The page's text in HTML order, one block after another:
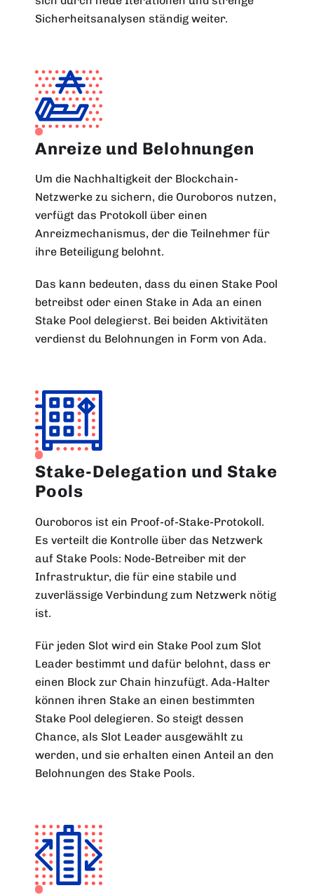
Sicherheitsanalysen ständig weiter.
Anreize und Belohnungen
Um die Nachhaltigkeit der Blockchain-
Netzwerke zu sichern, die Ouroboros nutzen,
verfügt das Protokoll über einen
Anreizmechanismus, der die Teilnehmer für
ihre Beteiligung belohnt.
Das kann bedeuten, dass du einen Stake Pool
betreibst oder einen Stake in Ada an einen
Stake Pool delegierst. Bei beiden Aktivitäten
verdienst du Belohnungen in Form von Ada.
Stake-Delegation und Stake
Pools
Ouroboros ist ein Proof-of-Stake-Protokoll.
Es verteilt die Kontrolle über das Netzwerk
auf Stake Pools: Node-Betreiber mit der
Infrastruktur, die für eine stabile und
zuverlässige Verbindung zum Netzwerk nötig
ist.
Für jeden Slot wird ein Stake Pool zum Slot
Leader bestimmt und dafür belohnt, dass er
einen Block zur Chain hinzufügt. Ada-Halter
können ihren Stake an einen bestimmten
Stake Pool delegieren. So steigt dessen
Chance, als Slot Leader ausgewählt zu
werden, und sie erhalten einen Anteil an den
Belohnungen des Stake Pools.